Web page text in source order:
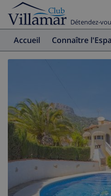
Détendez-
Accueil Connaître